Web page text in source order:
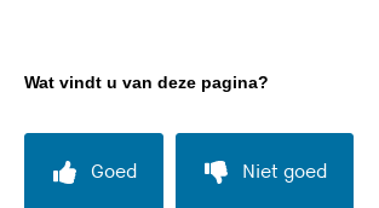
Wat vindt u van deze pagina?
Goed Niet goed